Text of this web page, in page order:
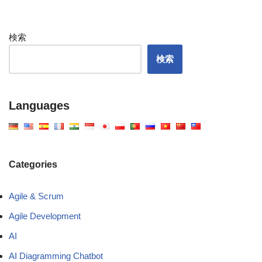
検索
検索
Languages
Categories
Agile & Scrum
Agile Development
AI
AI Diagramming Chatbot